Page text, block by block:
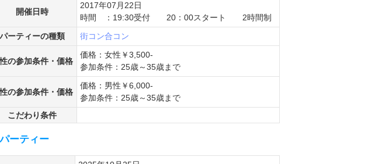
開催日時
2017年07月22日
時間 ：19:30受付 20：00スタート 2時間制
パーティーの種類
街コン合コン
の参加条件・価格
価格：女性￥3,500-
参加条件：25歳～35歳まで
の参加条件・価格
価格：男性￥6,000-
参加条件：25歳～35歳まで
こだわり条件
ーティー